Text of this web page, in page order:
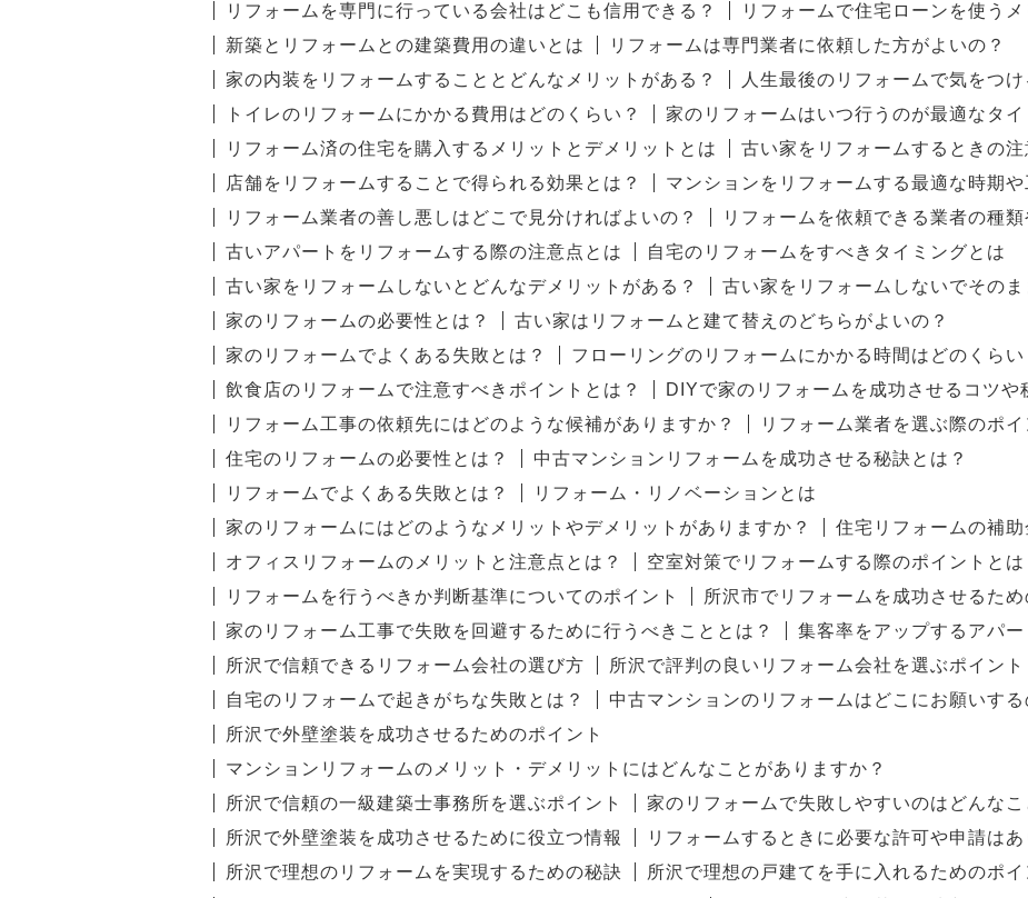
リフォームを専門に行っている会社はどこも信用できる？
リフォームで住宅ローンを使う
新築とリフォームとの建築費用の違いとは
リフォームは専門業者に依頼した方がよいの？
家の内装をリフォームすることとどんなメリットがある？
人生最後のリフォームで気をつ
トイレのリフォームにかかる費用はどのくらい？
家のリフォームはいつ行うのが最適なタイ
リフォーム済の住宅を購入するメリットとデメリットとは
古い家をリフォームするときの注
店舗をリフォームすることで得られる効果とは？
マンションをリフォームする最適な時期
リフォーム業者の善し悪しはどこで見分ければよいの？
リフォームを依頼できる業者の種類
古いアパートをリフォームする際の注意点とは
自宅のリフォームをすべきタイミングとは
古い家をリフォームしないとどんなデメリットがある？
古い家をリフォームしないでその
家のリフォームの必要性とは？
古い家はリフォームと建て替えのどちらがよいの？
家のリフォームでよくある失敗とは？
フローリングのリフォームにかかる時間はどのくらい
飲食店のリフォームで注意すべきポイントとは？
DIYで家のリフォームを成功させるコツや
リフォーム工事の依頼先にはどのような候補がありますか？
リフォーム業者を選ぶ際のポイ
住宅のリフォームの必要性とは？
中古マンションリフォームを成功させる秘訣とは？
リフォームでよくある失敗とは？
リフォーム・リノベーションとは
家のリフォームにはどのようなメリットやデメリットがありますか？
住宅リフォームの補
オフィスリフォームのメリットと注意点とは？
空室対策でリフォームする際のポイントとは
リフォームを行うべきか判断基準についてのポイント
所沢市でリフォームを成功させるため
家のリフォーム工事で失敗を回避するために行うべきこととは？
集客率をアップするアパ
所沢で信頼できるリフォーム会社の選び方
所沢で評判の良いリフォーム会社を選ぶポイント
自宅のリフォームで起きがちな失敗とは？
中古マンションのリフォームはどこにお願いする
所沢で外壁塗装を成功させるためのポイント
マンションリフォームのメリット・デメリットにはどんなことがありますか？
所沢で信頼の一級建築士事務所を選ぶポイント
家のリフォームで失敗しやすいのはどんなこ
所沢で外壁塗装を成功させるために役立つ情報
リフォームするときに必要な許可や申請はあ
所沢で理想のリフォームを実現するための秘訣
所沢で理想の戸建てを手に入れるためのポイ